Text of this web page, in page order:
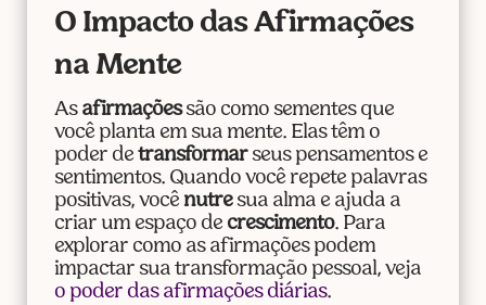
O Impacto das Afirmações
na Mente
As afirmaçõessão como sementes que
você planta em sua mente. Elas têm o
poder de transformarseus pensamentos e
sentimentos. Quando você repete palavras
positivas, você nutresua alma e ajuda a
criar um espaço de crescimento. Para
explorar como as afirmações podem
impactar sua transformação pessoal, veja
o poder das afirmações diárias.